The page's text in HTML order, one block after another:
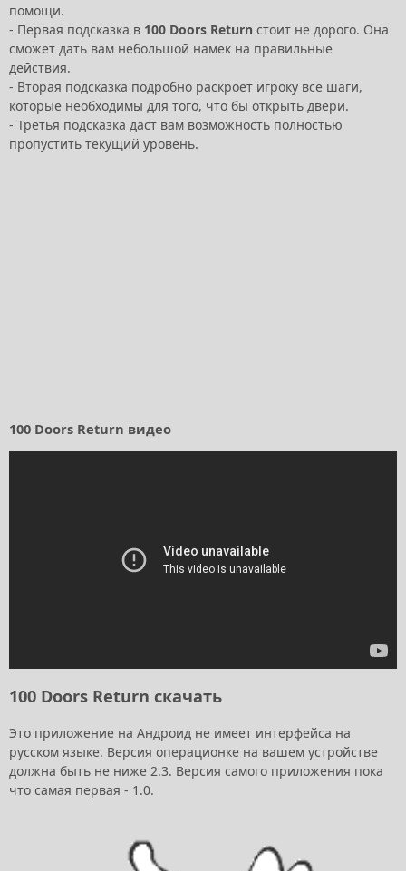
помощи.
- Первая подсказка в 100 Doors Return стоит не дорого. Она
сможет дать вам небольшой намек на правильные
действия.
- Вторая подсказка подробно раскроет игроку все шаги,
которые необходимы для того, что бы открыть двери.
- Третья подсказка даст вам возможность полностью
пропустить текущий уровень.
100 Doors Return видео
100 Doors Return скачать
Это приложение на Андроид не имеет интерфейса на
русском языке. Версия операционке на вашем устройстве
должна быть не ниже 2.3. Версия самого приложения пока
что самая первая - 1.0.